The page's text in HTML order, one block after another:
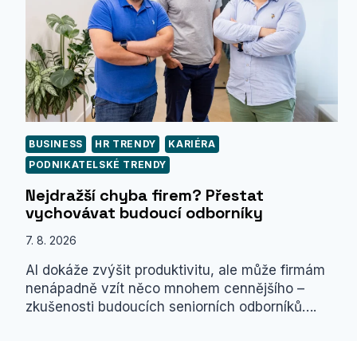
BUSINESS HR TRENDY
KARIÉRA
PODNIKATELSKÉ TRENDY
Nejdražší chyba firem? Přestat
vychovávat budoucí odborníky
7. 8. 2026
AI dokáže zvýšit produktivitu, ale může firmám
nenápadně vzít něco mnohem cennějšího –
zkušenosti budoucích seniorních odborníků….